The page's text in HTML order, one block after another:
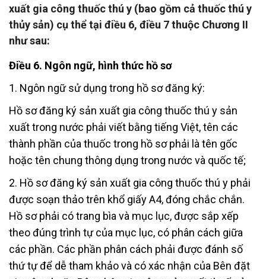
xuất gia công thuốc thú y (bao gồm cả thuốc thú y
thủy sản) cụ thể tại điều 6, điều 7 thuộc Chương II
như sau:
Điều 6. Ngôn ngữ, hình thức hồ sơ
1. Ngôn ngữ sử dụng trong hồ sơ đăng ký:
Hồ sơ đăng ký sản xuất gia công thuốc thú y sản
xuất trong nước phải viết bằng tiếng Việt, tên các
thành phần của thuốc trong hồ sơ phải là tên gốc
hoặc tên chung thông dụng trong nước và quốc tế;
2. Hồ sơ đăng ký sản xuất gia công thuốc thú y phải
được soạn thảo trên khổ giấy A4, đóng chắc chắn.
Hồ sơ phải có trang bìa và mục lục, được sắp xếp
theo đúng trình tự của mục lục, có phân cách giữa
các phần. Các phần phân cách phải được đánh số
thứ tự để dễ tham khảo và có xác nhận của Bên đặt